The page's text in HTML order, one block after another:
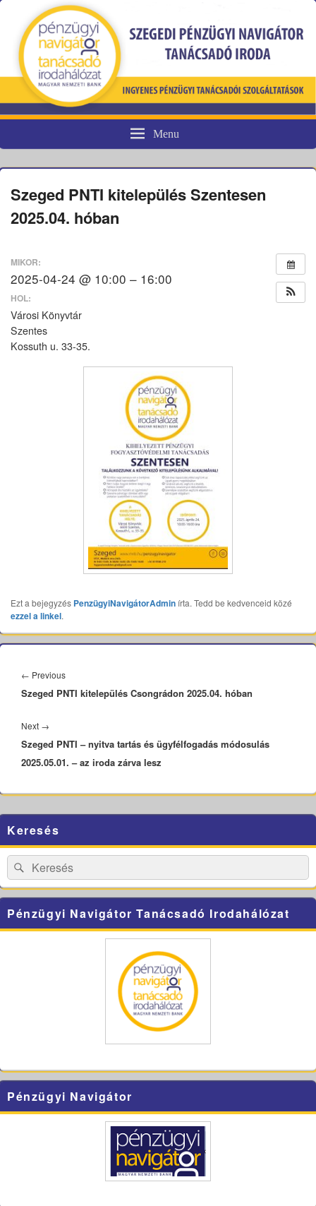
Pénzügyi fogyasztóvédelem
Menu
Szeged PNTI kitelepülés Szentesen
2025.04. hóban
MIKOR:
2025-04-24 @ 10:00 – 16:00
HOL:
Városi Könyvtár
Szentes
Kossuth u. 33-35.
Ezt a bejegyzés PenzügyiNavigátorAdmin írta. Tedd be kedvenceid közé
ezzel a linkel.
navigáció
← PreviousPrevious
post:
Szeged PNTI kitelepülés Csongrádon 2025.04. hóban
Next →
post:
Szeged PNTI – nyitva tartás és ügyfélfogadás módosulás
2025.05.01. – az iroda zárva lesz
Sidebar
Widget
Area
Keresés
Search
for:
Search
Pénzügyi Navigátor Tanácsadó Irodahálózat
Pénzügyi Navigátor